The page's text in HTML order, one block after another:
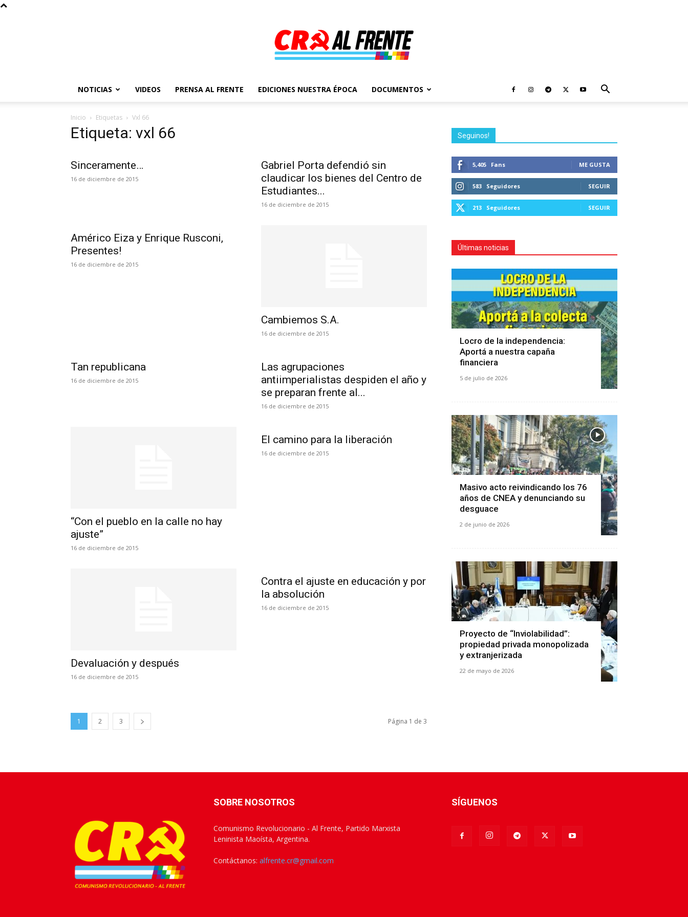
Al
NOTICIAS VIDEOS PRENSA AL FRENTE EDICIONES NUESTRA ÉPOCA DOCUMENTOS
Inicio Etiquetas Vxl 66
Etiqueta: vxl 66
Sinceramente…
16 de diciembre de 2015
Gabriel Porta defendió sin
claudicar los bienes del Centro de
Estudiantes...
16 de diciembre de 2015
Américo Eiza y Enrique Rusconi,
Presentes!
16 de diciembre de 2015
Cambiemos S.A.
16 de diciembre de 2015
Tan republicana
16 de diciembre de 2015
Las agrupaciones
antiimperialistas despiden el año y
se preparan frente al...
16 de diciembre de 2015
“Con el pueblo en la calle no hay
ajuste”
16 de diciembre de 2015
El camino para la liberación
16 de diciembre de 2015
Devaluación y después
16 de diciembre de 2015
Contra el ajuste en educación y por
la absolución
16 de diciembre de 2015
1 2 3 Página 1 de 3
Seguinos!
5,405 Fans ME GUSTA
583 Seguidores SEGUIR
213 Seguidores SEGUIR
Últimas noticias
Locro de la independencia:
Aportá a nuestra capaña
financiera
5 de julio de 2026
Masivo acto reivindicando los 76
años de CNEA y denunciando su
desguace
2 de junio de 2026
Proyecto de “Inviolabilidad”:
propiedad privada monopolizada
y extranjerizada
22 de mayo de 2026
SOBRE NOSOTROS
Comunismo Revolucionario - Al Frente, Partido Marxista
Leninista Maoísta, Argentina.
Contáctanos: alfrente.cr@gmail.com
SÍGUENOS